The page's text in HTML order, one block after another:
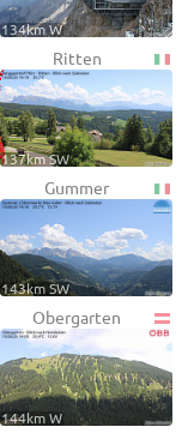
134km W
Ritten
137km SW
Gummer
143km SW
Obergarten
144km W